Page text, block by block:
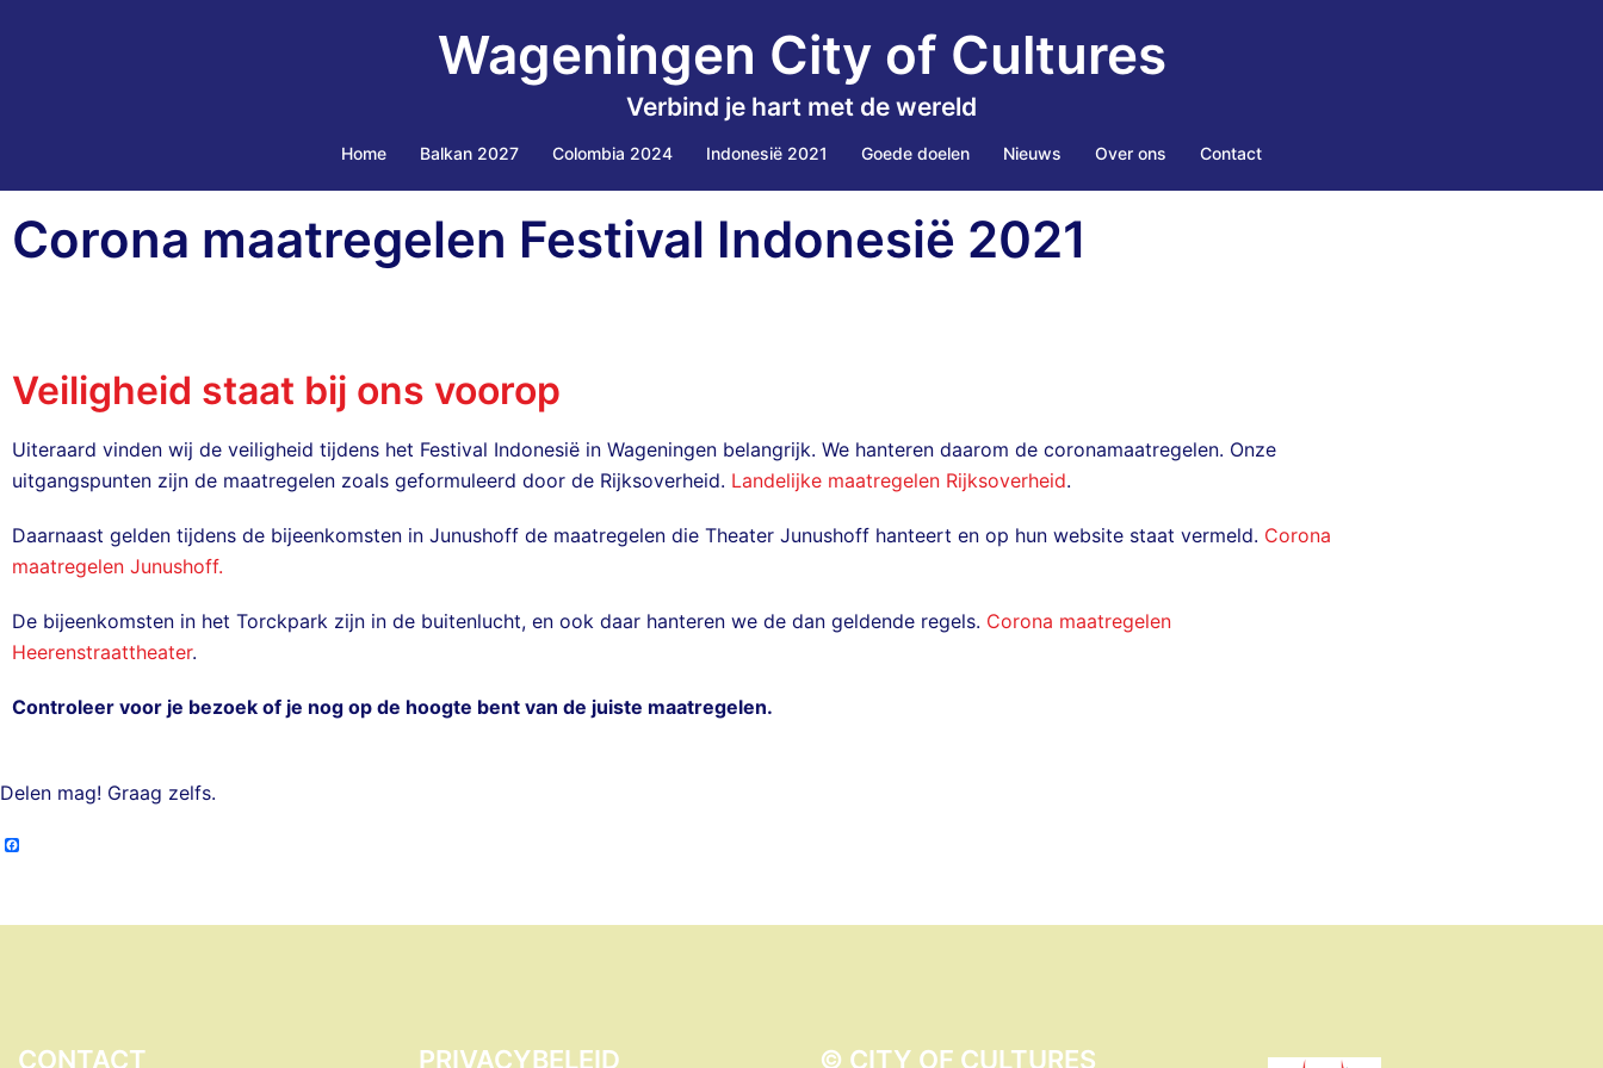
Wageningen City of Cultures
Verbind je hart met de wereld
Home Balkan 2027 Colombia 2024 Indonesië 2021 Goede doelen Nieuws Over ons Contact
Corona maatregelen Festival Indonesië 2021
Veiligheid staat bij ons voorop
Uiteraard vinden wij de veiligheid tijdens het Festival Indonesië in Wageningen belangrijk. We hanteren daarom de coronamaatregelen. Onze
uitgangspunten zijn de maatregelen zoals geformuleerd door de Rijksoverheid. Landelijke maatregelen Rijksoverheid.
Daarnaast gelden tijdens de bijeenkomsten in Junushoff de maatregelen die Theater Junushoff hanteert en op hun website staat vermeld. Corona
maatregelen Junushoff.
De bijeenkomsten in het Torckpark zijn in de buitenlucht, en ook daar hanteren we de dan geldende regels. Corona maatregelen
Heerenstraattheater.
Controleer voor je bezoek of je nog op de hoogte bent van de juiste maatregelen.
Delen mag! Graag zelfs.
CONTACT PRIVACYBELEID © CITY OF CULTURES